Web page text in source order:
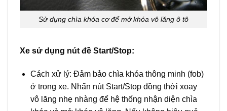
Sử dụng chìa khóa cơ để mở khóa vô lăng ô tô
Xe sử dụng nút đề Start/Stop:
Cách xử lý: Đảm bảo chìa khóa thông minh (fob)
ở trong xe. Nhấn nút Start/Stop đồng thời xoay
vô lăng nhẹ nhàng để hệ thống nhận diện chìa